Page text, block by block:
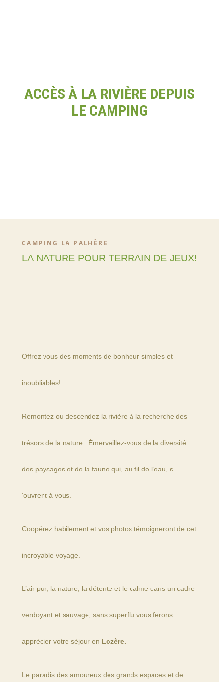
ACCÈS À LA RIVIÈRE DEPUIS
LE CAMPING
CAMPING LA PALHÈRE
LA NATURE POUR TERRAIN DE JEUX!
Offrez vous des moments de bonheur simples et
inoubliables!
Remontez ou descendez la rivière à la recherche des
trésors de la nature. Émerveillez-vous de la diversité
des paysages et de la faune qui, au fil de l’eau, s
‘ouvrent à vous.
Coopérez habilement et vos photos témoigneront de cet
incroyable voyage.
L’air pur, la nature, la détente et le calme dans un cadre
verdoyant et sauvage, sans superflu vous ferons
apprécier votre séjour en Lozère.
Le paradis des amoureux des grands espaces et de